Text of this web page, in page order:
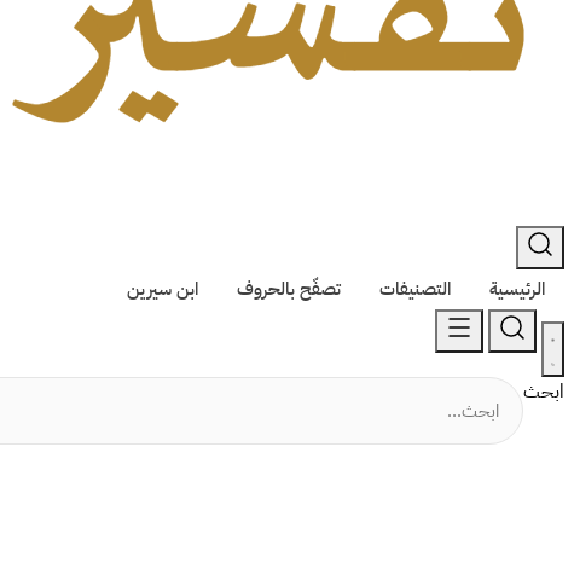
الرئيسية التصنيفات تصفّح بالحروف ابن سيرين
ابحث